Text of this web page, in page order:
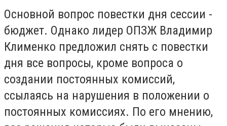
Основной вопрос повестки дня сессии -
бюджет. Однако лидер ОПЗЖ Владимир
Клименко предложил снять с повестки
дня все вопросы, кроме вопроса о
создании постоянных комиссий,
ссылаясь на нарушения в положении о
постоянных комиссиях. По его мнению,